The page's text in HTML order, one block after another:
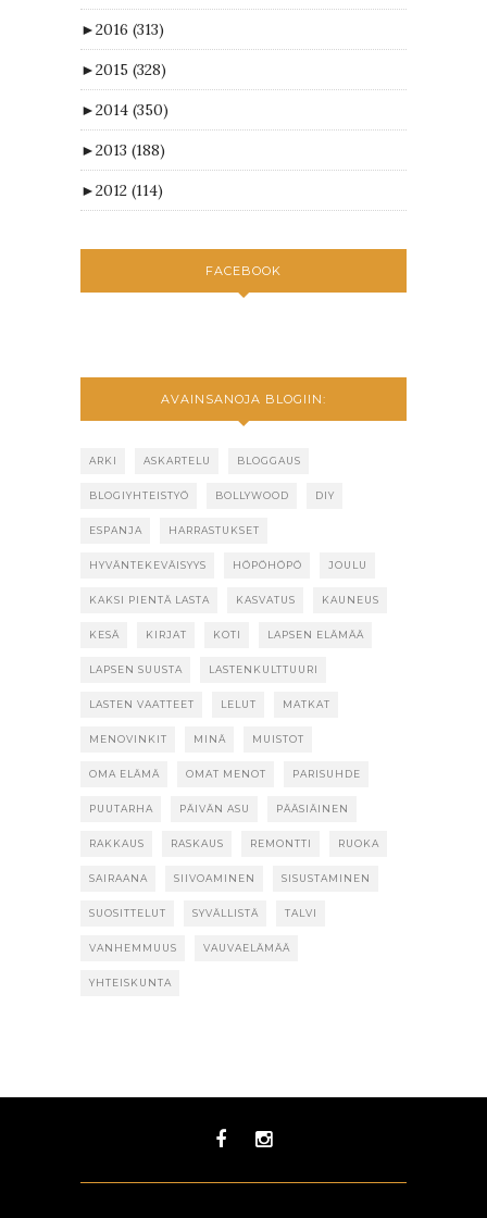
►2016 (313)
►2015 (328)
►2014 (350)
►2013 (188)
►2012 (114)
FACEBOOK
AVAINSANOJA BLOGIIN:
ARKI ASKARTELU BLOGGAUS
BLOGIYHTEISTYÖ BOLLYWOOD DIY
ESPANJA HARRASTUKSET
HYVÄNTEKEVÄISYYS HÖPÖHÖPÖ JOULU
KAKSI PIENTÄ LASTA KASVATUS KAUNEUS
KESÄ KIRJAT KOTI LAPSEN ELÄMÄÄ
LAPSEN SUUSTA LASTENKULTTUURI
LASTEN VAATTEET LELUT MATKAT
MENOVINKIT MINÄ MUISTOT
OMA ELÄMÄ OMAT MENOT PARISUHDE
PUUTARHA PÄIVÄN ASU PÄÄSIÄINEN
RAKKAUS RASKAUS REMONTTI RUOKA
SAIRAANA SIIVOAMINEN SISUSTAMINEN
SUOSITTELUT SYVÄLLISTÄ TALVI
VANHEMMUUS VAUVAELÄMÄÄ
YHTEISKUNTA